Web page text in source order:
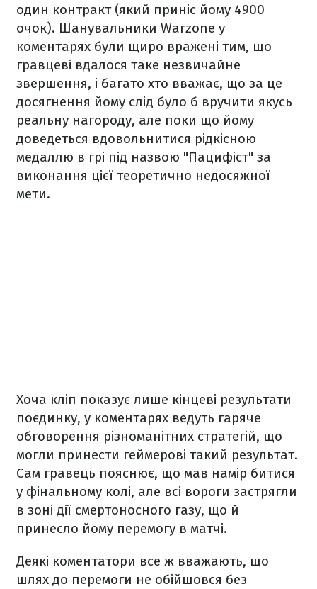
один контракт (який приніс йому 4900
очок). Шанувальники Warzone у
коментарях були щиро вражені тим, що
гравцеві вдалося таке незвичайне
звершення, і багато хто вважає, що за це
досягнення йому слід було б вручити якусь
реальну нагороду, але поки що йому
доведеться вдовольнитися рідкісною
медаллю в грі під назвою "Пацифіст" за
виконання цієї теоретично недосяжної
мети.
Хоча кліп показує лише кінцеві результати
поєдинку, у коментарях ведуть гаряче
обговорення різноманітних стратегій, що
могли принести геймерові такий результат.
Сам гравець пояснює, що мав намір битися
у фінальному колі, але всі вороги застрягли
в зоні дії смертоносного газу, що й
принесло йому перемогу в матчі.
Деякі коментатори все ж вважають, що
шлях до перемоги не обійшовся без